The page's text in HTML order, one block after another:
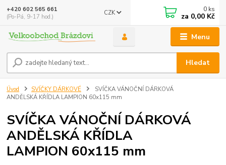
Menu
CZK
Hledat
+420 602 565 661
(Po-Pá, 9-17 hod.)
0 ks
za 0,00 Kč
Úvod SVÍČKY DÁRKOVÉ
SVÍČKA VÁNOČNÍ DÁRKOVÁ
ANDĚLSKÁ KŘÍDLA LAMPION 60x115 mm
SVÍČKA VÁNOČNÍ DÁRKOVÁ
ANDĚLSKÁ KŘÍDLA
LAMPION 60x115 mm